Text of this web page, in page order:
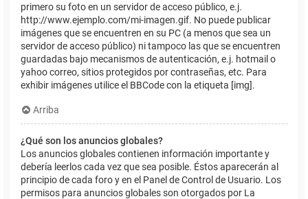
primero su foto en un servidor de acceso público, e.j.
http://www.ejemplo.com/mi-imagen.gif. No puede publicar
imágenes que se encuentren en su PC (a menos que sea un
servidor de acceso público) ni tampoco las que se encuentren
guardadas bajo mecanismos de autenticación, e.j. hotmail o
yahoo correo, sitios protegidos por contraseñas, etc. Para
exhibir imágenes utilice el BBCode con la etiqueta [img].
Arriba
¿Qué son los anuncios globales?
Los anuncios globales contienen información importante y
debería leerlos cada vez que sea posible. Éstos aparecerán al
principio de cada foro y en el Panel de Control de Usuario. Los
permisos para anuncios globales son otorgados por La